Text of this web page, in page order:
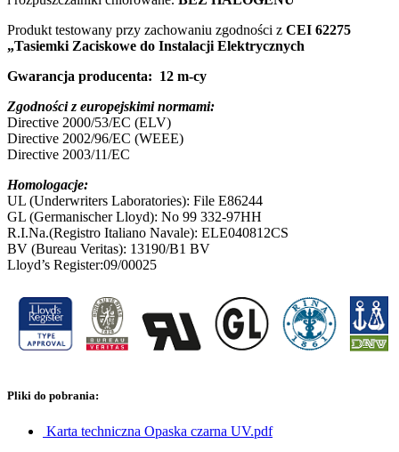
Produkt testowany przy zachowaniu zgodności z CEI 62275
„Tasiemki Zaciskowe do Instalacji Elektrycznych
Gwarancja producenta: 12 m-cy
Zgodności z europejskimi normami:
Directive 2000/53/EC (ELV)
Directive 2002/96/EC (WEEE)
Directive 2003/11/EC
Homologacje:
UL (Underwriters Laboratories): File E86244
GL (Germanischer Lloyd): No 99 332-97HH
R.I.Na.(Registro Italiano Navale): ELE040812CS
BV (Bureau Veritas): 13190/B1 BV
Lloyd’s Register:09/00025
Pliki do pobrania:
Karta techniczna Opaska czarna UV.pdf